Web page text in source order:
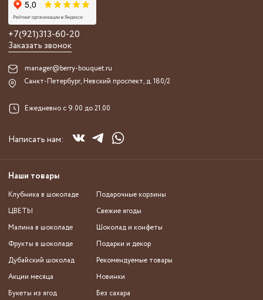
+7(921)313-60-20
Заказать звонок
manager@berry-bouquet.ru
Санкт-Петербург, Невский проспект, д. 180/2
Ежедневно с 9.00 до 21.00
Написать нам:
Наши товары
Клубника в шоколаде
ЦВЕТЫ
Малина в шоколаде
Фрукты в шоколаде
Дубайский шоколад
Акции месяца
Букеты из ягод
Подарочные корзины
Свежие ягоды
Шоколад и конфеты
Подарки и декор
Рекомендуемые товары
Новинки
Без сахара